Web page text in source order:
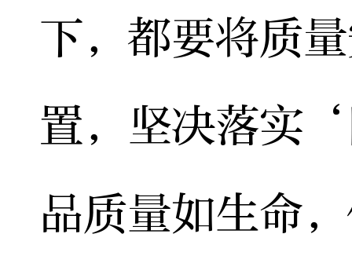
下，都要将质
置，坚决落实
品质量如生命